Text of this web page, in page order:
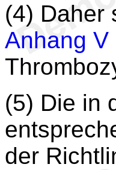
(4) Daher
Anhang V
(5) Die in
der